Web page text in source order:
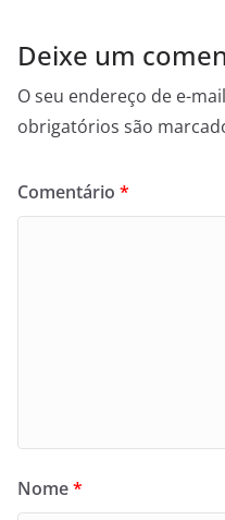
Deixe um
O seu endereço de e-
obrigatórios são
Comentário *
Nome*